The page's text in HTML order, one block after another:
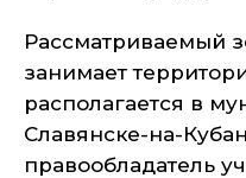
Рассматриваемый
занимает
располагается в
Славянске-на-
правообладатель